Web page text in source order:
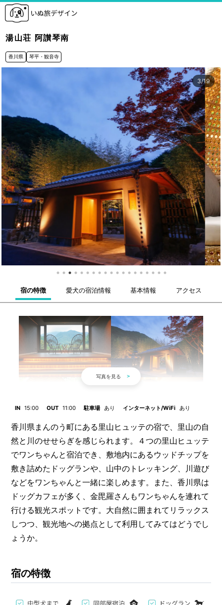
湯山荘 阿讃琴南
香川県 琴平・観音寺
3/19
宿の特徴 愛犬の宿泊情報 基本情報 アクセス
IN 15:00 OUT 11:00 駐車場 あり インターネット/WiFi あり
香川県まんのう町にある里山ヒュッテの宿で、里山の自
然と川のせせらぎを感じられます。４つの里山ヒュッテ
でワンちゃんと宿泊でき、敷地内にあるウッドチップを
敷き詰めたドッグランや、山中のトレッキング、川遊び
などをワンちゃんと一緒に楽しめます。また、香川県は
ドッグカフェが多く、金毘羅さんもワンちゃんを連れて
行ける観光スポットです。大自然に囲まれてリラックス
しつつ、観光地への拠点として利用してみてはどうでし
ょうか。
宿の特徴